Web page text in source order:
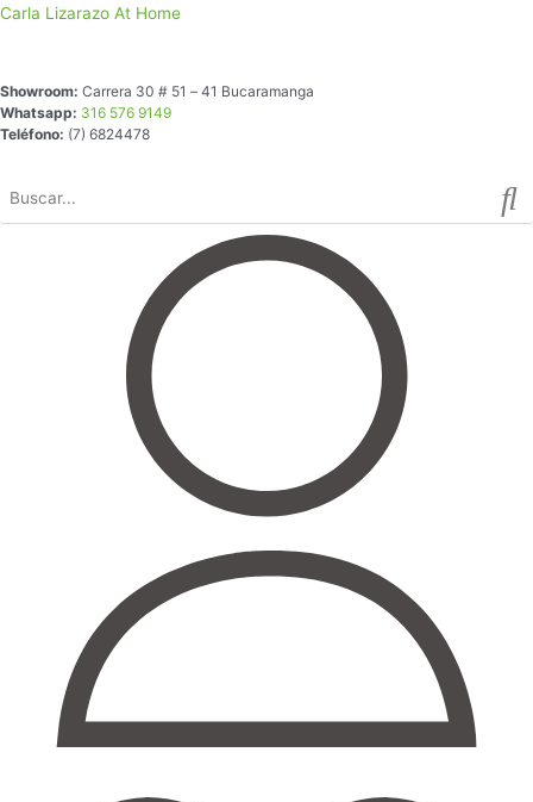
Ir
Carla Lizarazo At Home
Showroom: Carrera 30 # 51 – 41 Bucaramanga
Whatsapp: 316 576 9149
Teléfono: (7) 6824478